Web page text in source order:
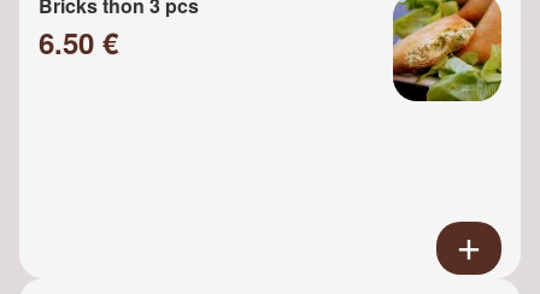
Bricks thon 3 pcs
6.50 €